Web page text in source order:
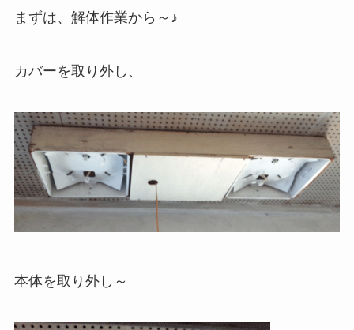
まずは、解体作業から～♪
カバーを取り外し、
本体を取り外し～